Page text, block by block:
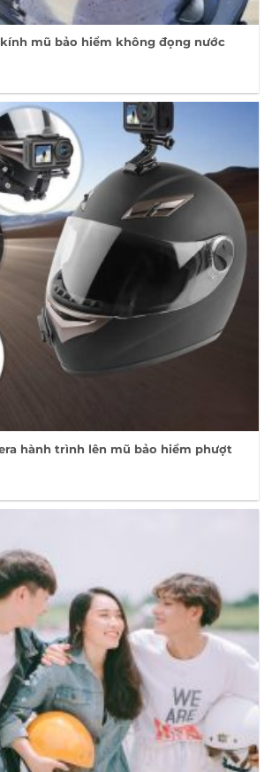
mũ bảo hiểm không đọng nước
hành trình lên mũ bảo hiểm phượt